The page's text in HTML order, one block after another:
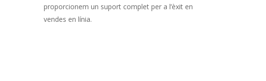
proporcionem un suport complet per a l’èxit en
vendes en línia.